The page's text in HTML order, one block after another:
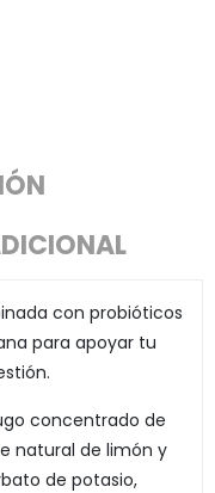
con probióticos
para apoyar tu
concentrado de
natural de limón y
de potasio,